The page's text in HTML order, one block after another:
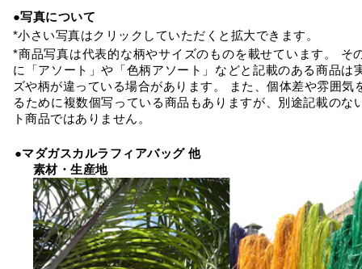
●写真について
*小さい写真はクリックしていただくと拡大できます。
*商品写真は代表的な柄やサイズのものを載せています。 そ
に「アソート」や「色柄アソート」などと記載のある商品は
ズや柄が違っている場合があります。 また、個体差や雰囲気
るために複数個写っている商品もありますが、別途記載のな
ト商品ではありません。
●マダガスカルラフィアバッグ 他
素材・生産地